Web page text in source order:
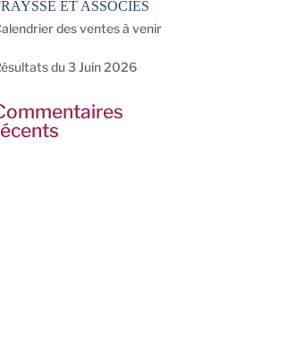
ET ASSOCIES
des ventes à venir
du 3 Juin 2026